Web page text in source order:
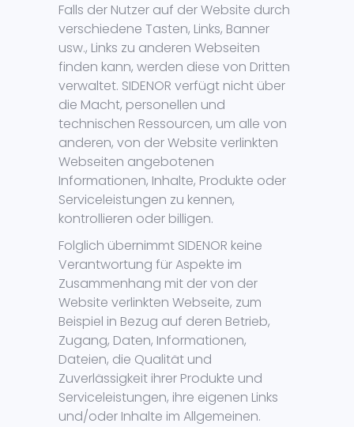
Falls der Nutzer auf der Website durch
verschiedene Tasten, Links, Banner
usw., Links zu anderen Webseiten
finden kann, werden diese von Dritten
verwaltet. SIDENOR verfügt nicht über
die Macht, personellen und
technischen Ressourcen, um alle von
anderen, von der Website verlinkten
Webseiten angebotenen
Informationen, Inhalte, Produkte oder
Serviceleistungen zu kennen,
kontrollieren oder billigen.
Folglich übernimmt SIDENOR keine
Verantwortung für Aspekte im
Zusammenhang mit der von der
Website verlinkten Webseite, zum
Beispiel in Bezug auf deren Betrieb,
Zugang, Daten, Informationen,
Dateien, die Qualität und
Zuverlässigkeit ihrer Produkte und
Serviceleistungen, ihre eigenen Links
und/oder Inhalte im Allgemeinen.